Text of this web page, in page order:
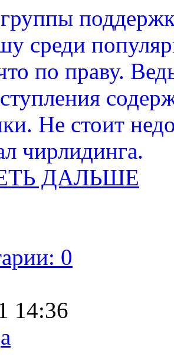
среди
по праву.
Не стоит
чирлидинга.
ДАЛЬШЕ
0
14:36